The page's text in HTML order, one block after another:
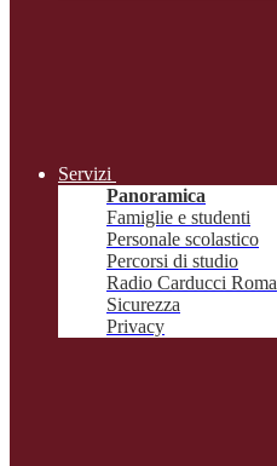
Servizi
Panoramica
Famiglie e studenti
Personale scolastico
Percorsi di studio
Radio Carducci Roma
Sicurezza
Privacy